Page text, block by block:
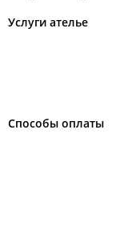
Услуги ателье
Способы оплаты